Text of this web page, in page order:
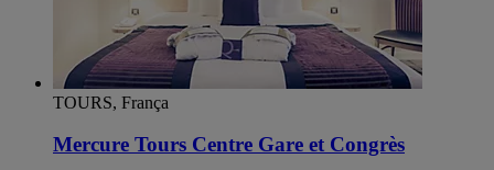
TOURS, França
Mercure Tours Centre Gare et Congrès